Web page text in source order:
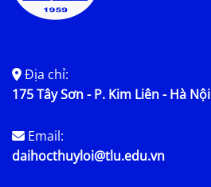
Địa chỉ:
175 Tây Sơn - P. Kim Liên - Hà Nội
Email:
daihocthuyloi@tlu.edu.vn